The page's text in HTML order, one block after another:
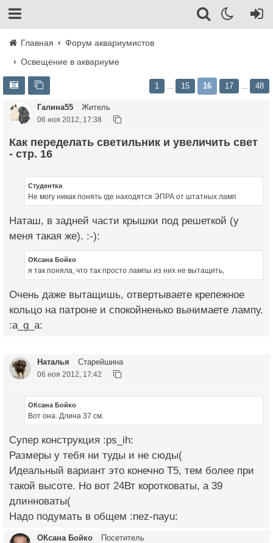
Главная
Форум аквариумистов
Освещение в аквариуме
1 15 16 17 48
Галина55 Житель
06 ноя 2012, 17:38
Как переделать светильник и увеличить свет
- стр. 16
Студентка
Не могу никак понять где находятся ЭПРА от штатных ламп
Наташ, в задней части крышки под решеткой (у
меня такая же). :-):
ОКсана Бойко
я так поняла, что так просто лампы из них не вытащить,
Очень даже вытащишь, отвертываете крепежное
кольцо на патроне и спокойненько вынимаете лампу.
:a_g_a:
Наталья Старейшина
06 ноя 2012, 17:42
ОКсана Бойко
Вот она. Длина 37 см.
Супер конструкция :ps_ih:
Размеры у тебя ни туды и не сюды(
Идеальный вариант это конечно Т5, тем более при
такой высоте. Но вот 24Вт коротковаты, а 39
длинноваты(
Надо подумать в общем :nez-nayu:
ОКсана Бойко Посетитель